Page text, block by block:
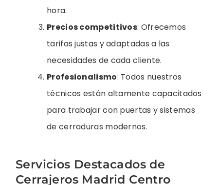
hora.
Precios competitivos: Ofrecemos
tarifas justas y adaptadas a las
necesidades de cada cliente.
Profesionalismo: Todos nuestros
técnicos están altamente capacitados
para trabajar con puertas y sistemas
de cerraduras modernos.
Servicios Destacados de
Cerrajeros Madrid Centro